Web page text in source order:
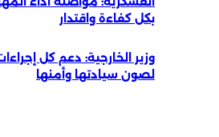
بكل كفاءة واقتدار
وزير الخارجية: دعم كل
لصون سيادتها وأمنها